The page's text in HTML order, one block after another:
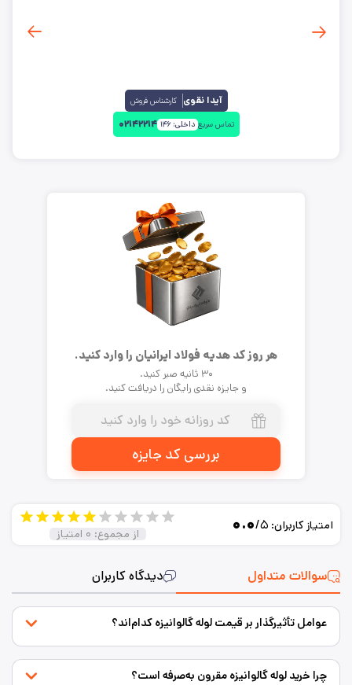
آیدا نقوی کارشناس فروش
تماس سریع داخلی:۱۴۶ ۰۲۱۴۲۲۱۴
هر روز کد هدیه فولاد ایرانیان را وارد کنید.
۳۰ ثانیه صبر کنید.
و جایزه نقدی رایگان را دریافت کنید.
بررسی کد جایزه
سوالات متداول دیدگاه کاربران
امتیاز کاربران: ۰.۰/۵
از مجموع: ۰ امتیاز
عوامل تأثیرگذار بر قیمت لوله گالوانیزه کدام‌اند؟
چرا خرید لوله گالوانیزه مقرون به‌صرفه است؟